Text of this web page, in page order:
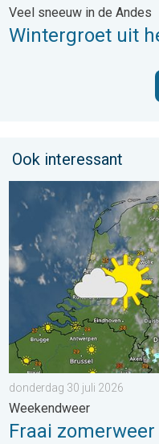
Veel sneeuw in de Andes
Wintergroet uit
Ook interessant
Fraai zomerweer om
donderdag 30 juli 2026
Weekendweer
Fraai